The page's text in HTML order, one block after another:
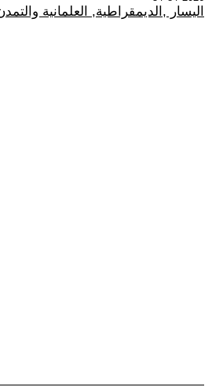
اليسار ,الديمقراطية, العلمانية